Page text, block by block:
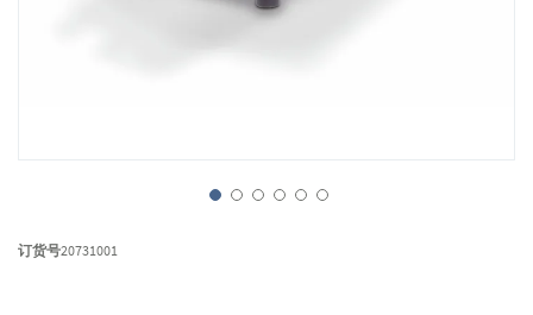
转
订货号20731001